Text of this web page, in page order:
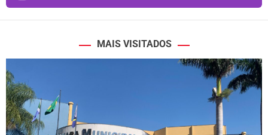
MAIS VISITADOS